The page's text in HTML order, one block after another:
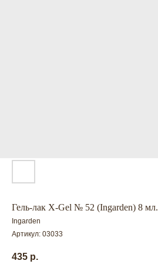
Гель-лак X-Gel № 52 (Ingarden) 8 мл.
Ingarden
Артикул: 03033
435 р.